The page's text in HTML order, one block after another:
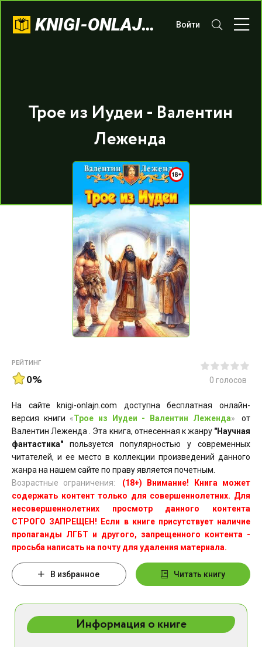
KNIGI-ONLAJN.COM Войти
Трое из Иудеи - Валентин
Леженда
РЕЙТИНГ
0% 0 голосов
На сайте knigi-onlajn.com доступна бесплатная онлайн-
версия книги «Трое из Иудеи - Валентин Леженда»
от
Валентин Леженда . Эта книга, отнесенная к жанру "Научная
фантастика" пользуется популярностью у современных
читателей, и ее место в коллекции произведений данного
жанра на нашем сайте по праву является почетным.
Возрастные ограничения:
(18+) Внимание! Книга может
содержать контент только для совершеннолетних. Для
несовершеннолетних просмотр данного контента
СТРОГО ЗАПРЕЩЕН! Если в книге присутствует наличие
пропаганды ЛГБТ и другого, запрещенного контента -
просьба написать на почту для удаления материала.
В избранное Читать книгу
Информация о книге